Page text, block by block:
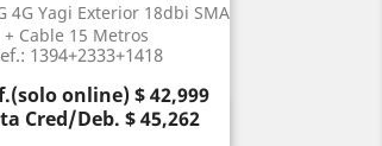
4G Yagi Exterior 18dbi SMA
+ Cable 15 Metros
1394+2333+1418
online) $ 42,999
Cred/Deb. $ 45,262
Vista rápida